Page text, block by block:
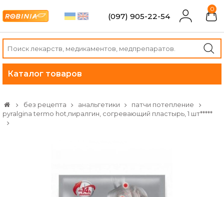
(097) 905-22-54
0
Каталог товаров
без рецепта анальгетики
патчи потепление
pyralgina termo hot,пиралгин, согревающий пластырь, 1 шт*****